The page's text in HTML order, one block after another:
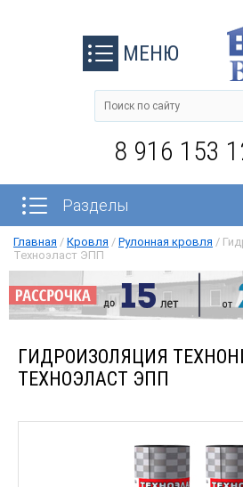
МЕНЮ
8 916 153
Разделы
Главная / Кровля / Рулонная кровля /
Техноэласт ЭПП
ГИДРОИЗОЛЯЦИЯ
ТЕХНОЭЛАСТ ЭПП